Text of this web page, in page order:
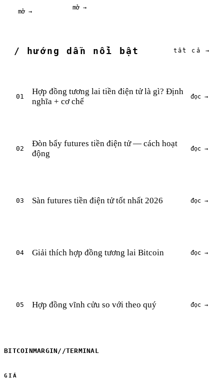
mở →
mở →
/ hướng dẫn nổi bật tất cả →
01
Hợp đồng tương lai tiền điện tử là gì? Định
nghĩa + cơ chế
đọc →
02
Đòn bẩy futures tiền điện tử — cách hoạt
động
đọc →
03 Sàn futures tiền điện tử tốt nhất 2026 đọc →
04 Giải thích hợp đồng tương lai Bitcoin đọc →
05 Hợp đồng vĩnh cửu so với theo quý đọc →
BITCOINMARGIN //TERMINAL
GIÁ